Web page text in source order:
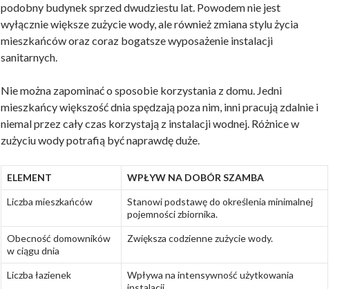
podobny budynek sprzed dwudziestu lat. Powodem nie jest
wyłącznie większe zużycie wody, ale również zmiana stylu życia
mieszkańców oraz coraz bogatsze wyposażenie instalacji
sanitarnych.
Nie można zapominać o sposobie korzystania z domu. Jedni
mieszkańcy większość dnia spędzają poza nim, inni pracują zdalnie i
niemal przez cały czas korzystają z instalacji wodnej. Różnice w
zużyciu wody potrafią być naprawdę duże.
ELEMENT WPŁYW NA DOBÓR SZAMBA
Liczba mieszkańców
Stanowi podstawę do określenia minimalnej
pojemności zbiornika.
Obecność domowników
w ciągu dnia
Zwiększa codzienne zużycie wody.
Liczba łazienek
Wpływa na intensywność użytkowania